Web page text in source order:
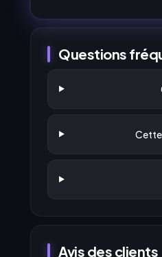
Questions
Cette
Avis des clients